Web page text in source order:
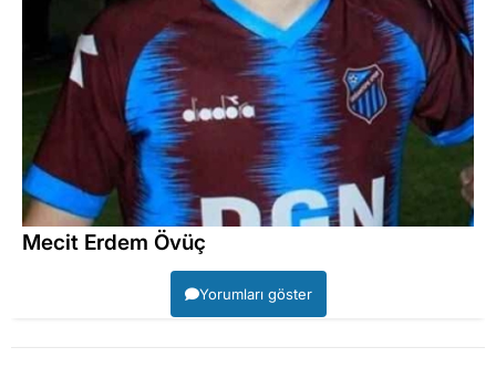
Mecit Erdem Övüç
Yorumları göster